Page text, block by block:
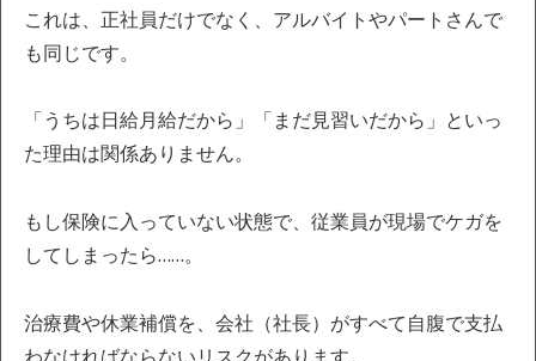
これは、正社員だけでなく、アルバイトやパートさんで
も同じです。
「うちは日給月給だから」「まだ見習いだから」といっ
た理由は関係ありません。
もし保険に入っていない状態で、従業員が現場でケガを
してしまったら……。
治療費や休業補償を、会社（社長）がすべて自腹で支払